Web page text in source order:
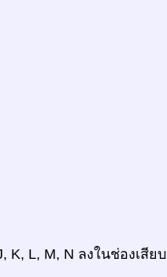
L, M, N ลงในช่องเสียบ